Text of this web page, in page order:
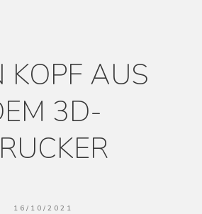
KOPF AUS
3D-
16/10/2021